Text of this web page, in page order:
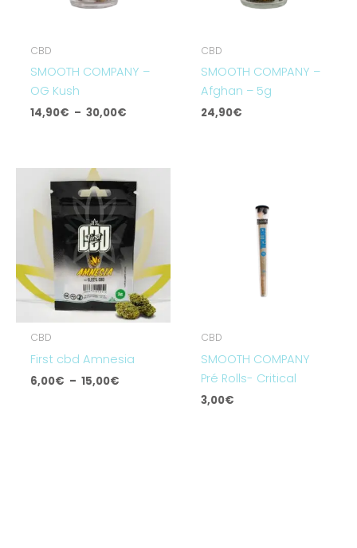
CBD
SMOOTH COMPANY –
OG Kush
14,90€ – 30,00€
CBD
SMOOTH COMPANY –
Afghan – 5g
24,90€
CBD
First cbd Amnesia
6,00€ – 15,00€
de
prix :
6,00€
à
15,00€
CBD
SMOOTH COMPANY
Pré Rolls- Critical
3,00€